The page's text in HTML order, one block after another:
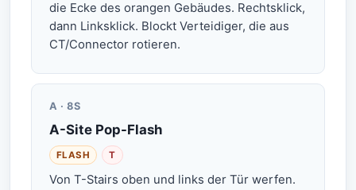
die Ecke des orangen Gebäudes. Rechtsklick,
dann Linksklick. Blockt Verteidiger, die aus
CT/Connector rotieren.
A · 8S
A-Site Pop-Flash
FLASH T
Von T-Stairs oben und links der Tür werfen.